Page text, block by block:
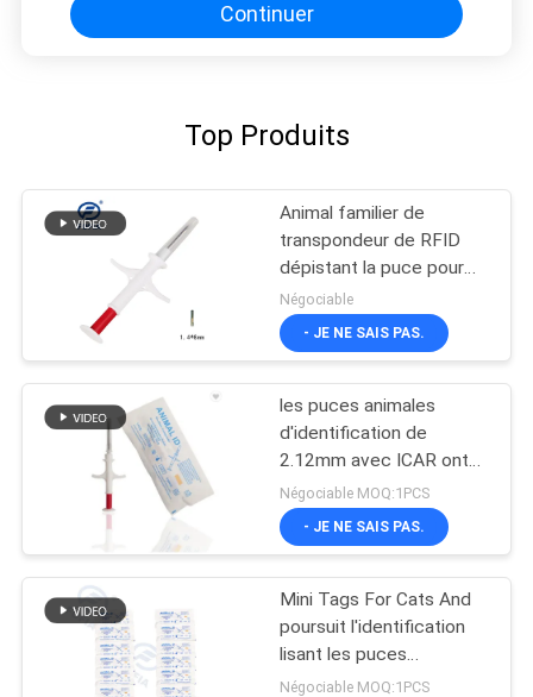
Continuer
Top Produits
Animal familier de
transpondeur de RFID
dépistant la puce pour
l'animal
Négociable
- JE NE SAIS PAS.
les puces animales
d'identification de
2.12mm avec ICAR ont
approuvé 6 autocollants
de code barres
Négociable MOQ:1PCS
- JE NE SAIS PAS.
Mini Tags For Cats And
poursuit l'identification
lisant les puces
injectables sous la peau
Négociable MOQ:1PCS